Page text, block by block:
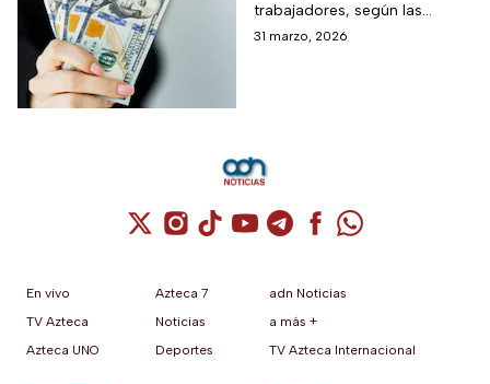
trabajadores, según las
autoridades locales. Conoce
31 marzo, 2026
Cuenta de X / Twitter (se abre en una
Cuenta de Instagram (se abre en una
Cuenta de TikTok (se abre en
Cuenta de YouTube (se abre
Cuenta de Telegram (se
Cuenta de
Cuenta de
En vivo
TV Azteca
Azteca UNO
Azteca 7
Noticias
Deportes
adn Noticias
a más +
TV Azteca Internacional